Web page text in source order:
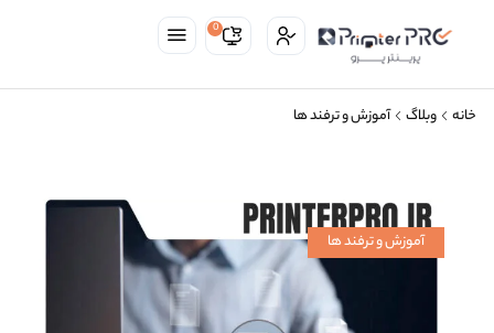
0
خانه وبلاگ آموزش و ترفند ها
آموزش و ترفند ها